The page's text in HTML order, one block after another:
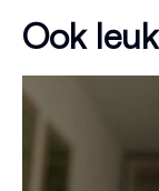
Ook leuk